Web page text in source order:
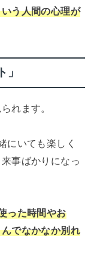
う人間の心理が
れます。
にいても楽しく
事ばかりになっ
った時間やお
でなかなか別れ